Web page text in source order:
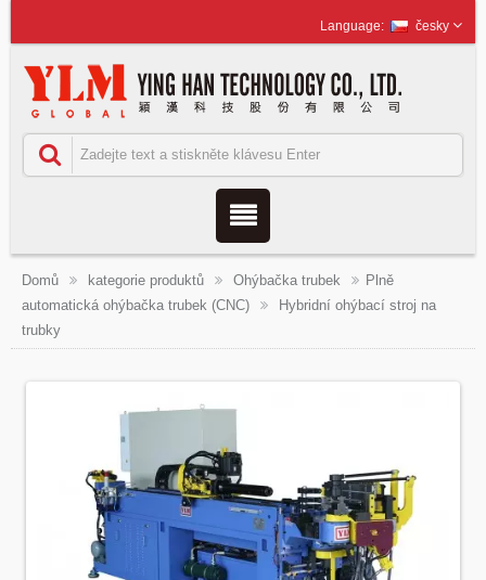
česky
Domů kategorie produktů Ohýbačka trubek
Plně
automatická ohýbačka trubek (CNC)
Hybridní ohýbací stroj na
trubky